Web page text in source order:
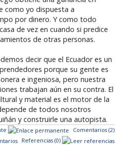
como yo dispuesta a
por dinero. Y como todo
de vez en cuando si predice
de otras personas.
decir que el Ecuador es un
porque su gente es
e ingeniosa, pero nuestra
trabajan aún en su contra. El
y material es el motor de la
de todos nosotros
y construirle una autopista.
Comentarios (2)
Referencias (0)